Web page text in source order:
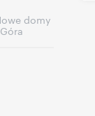
domy